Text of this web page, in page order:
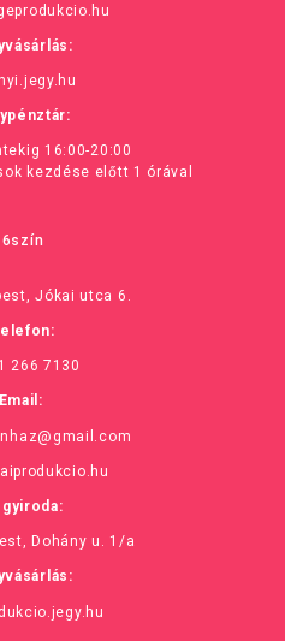
16:00-20:00
kezdése előtt 1 órával
6szín
Jókai utca 6.
266 7130
Email:
Dohány u. 1/a